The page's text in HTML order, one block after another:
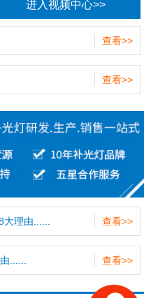
进入视频中心>>
查看>>
查看>>
查看>>
大理由......
查看>>
......